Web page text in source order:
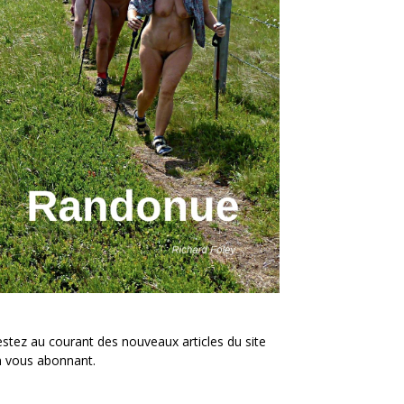
au courant des nouveaux articles du site
vous abonnant.